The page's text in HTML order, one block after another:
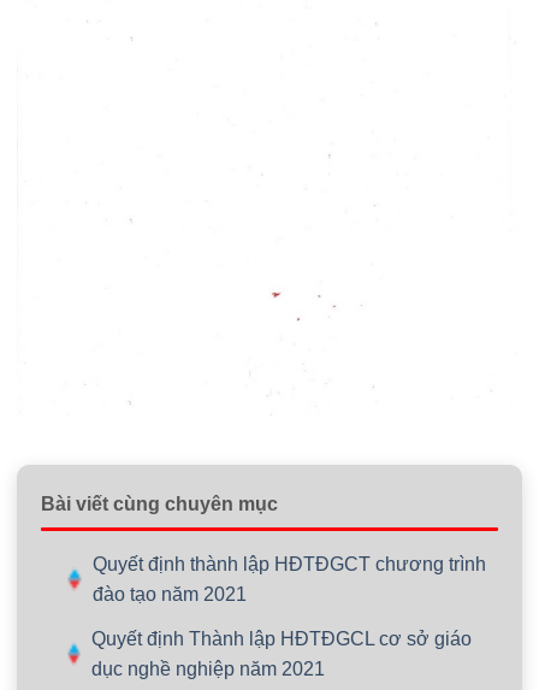
Bài viết cùng chuyên mục
Quyết định thành lập HĐTĐGCT chương trình
đào tạo năm 2021
Quyết định Thành lập HĐTĐGCL cơ sở giáo
dục nghề nghiệp năm 2021